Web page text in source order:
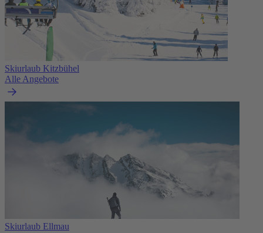
Skiurlaub Kitzbühel
Alle Angebote
Skiurlaub Ellmau